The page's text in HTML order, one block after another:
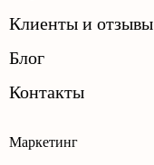
Маркетинг
Клиенты и отзывы
Блог
Контакты